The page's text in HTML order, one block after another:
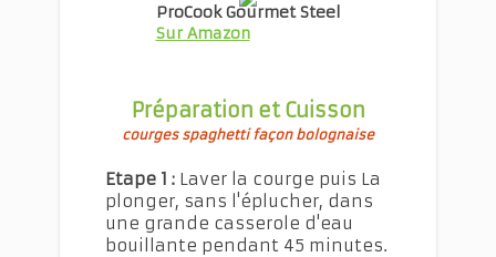
ProCook Gourmet Steel
Sur Amazon
Préparation et Cuisson
courges spaghetti façon bolognaise
Etape 1 : Laver la courge puis La
plonger, sans l'éplucher, dans
une grande casserole d'eau
bouillante pendant 45 minutes.